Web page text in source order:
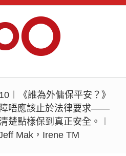
《誰為外傭保平安？》
唔應該止於法律要求——
楚點樣保到真正安全。︱
Mak，Irene TM